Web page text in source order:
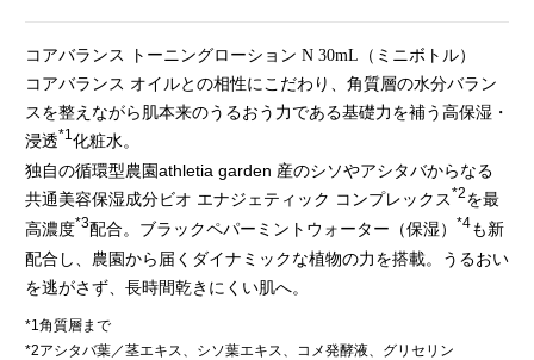
コアバランス トーニングローション N 30mL（ミニボトル）
コアバランス オイルとの相性にこだわり、角質層の水分バラン
スを整えながら肌本来のうるおう力である基礎力を補う高保湿・
浸透*1化粧水。
独自の循環型農園athletia garden 産のシソやアシタバからなる
共通美容保湿成分ビオ エナジェティック コンプレックス*2を最
高濃度*3配合。ブラックペパーミントウォーター（保湿） *4も新
配合し、農園から届くダイナミックな植物の力を搭載。うるおい
を逃がさず、長時間乾きにくい肌へ。
*1角質層まで
*2アシタバ葉／茎エキス、シソ葉エキス、コメ発酵液、グリセリン